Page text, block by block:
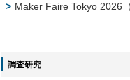
Maker Faire Tokyo 2026
調査研究